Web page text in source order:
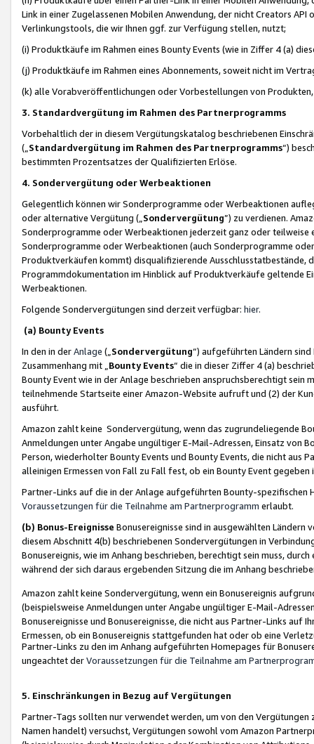
Link in einer Zugelassenen Mobilen Anwendung, der nicht Creators
Verlinkungstools, die wir Ihnen ggf. zur Verfügung stellen, nutzt;
(i) Produktkäufe im Rahmen eines Bounty Events (wie in Ziffer 4 (a)
(j) Produktkäufe im Rahmen eines Abonnements, soweit nicht im
(k) alle Vorabveröffentlichungen oder Vorbestellungen von
3. Standardvergütung im Rahmen des Partnerprogramms
Vorbehaltlich der in diesem Vergütungskatalog beschriebenen
(„ Standardvergütung im Rahmen des Partnerprogramms“)
bestimmten Prozentsatzes der Qualifizierten Erlöse.
4. Sondervergütung oder Werbeaktionen
Gelegentlich können wir Sonderprogramme oder Werbeaktionen
oder alternative Vergütung („ Sondervergütung”) zu verdienen.
Sonderprogramme oder Werbeaktionen jederzeit ganz oder
Sonderprogramme oder Werbeaktionen (auch Sonderprogramme
Produktverkäufen kommt) disqualifizierende Ausschlusstatbestände,
Programmdokumentation im Hinblick auf Produktverkäufe geltende
Werbeaktionen.
Folgende Sondervergütungen sind derzeit verfügbar: hier.
(a) Bounty Events
In den in derAnlage („ Sondervergütung“) aufgeführten Ländern
Zusammenhang mit „ Bounty Events“ die in dieser Ziffer 4 (a)
Bounty Event wie in der Anlage beschrieben anspruchsberechtigt sein
teilnehmende Startseite einer Amazon-Website aufruft und (2) der
ausführt.
Amazon zahlt keine Sondervergütung, wenn das zugrundeliegende
Anmeldungen unter Angabe ungültiger E-Mail-Adressen, Einsatz von
Person, wiederholter Bounty Events und Bounty Events, die nicht
alleinigen Ermessen von Fall zu Fall fest, ob ein Bounty Event
Partner-Links auf die in der Anlage aufgeführten Bounty-spezifischen
Voraussetzungen für die Teilnahme am Partnerprogramm erlaubt.
(b) Bonus-Ereignisse Bonusereignisse sind in ausgewählten Ländern
diesem Abschnitt 4(b) beschriebenen Sondervergütungen in
Bonusereignis, wie im Anhang beschrieben, berechtigt sein muss,
während der sich daraus ergebenden Sitzung die im Anhang
Amazon zahlt keine Sondervergütung, wenn ein Bonusereignis
(beispielsweise Anmeldungen unter Angabe ungültiger E-Mail-
Bonusereignisse und Bonusereignisse, die nicht aus Partner-Links auf
Ermessen, ob ein Bonusereignis stattgefunden hat oder ob eine
Partner-Links zu den im Anhang aufgeführten Homepages für
ungeachtet derVoraussetzungen für die Teilnahme am
5. Einschränkungen in Bezug auf Vergütungen
Partner-Tags sollten nur verwendet werden, um von den
Namen handelt) versuchst, Vergütungen sowohl vom Amazon